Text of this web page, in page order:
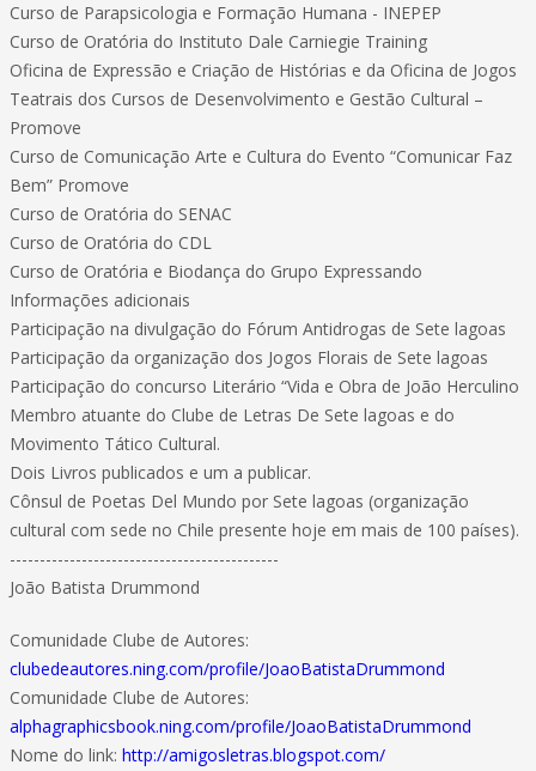
Curso de Parapsicologia e Formação Humana - INEPEP
Curso de Oratória do Instituto Dale Carniegie Training
Oficina de Expressão e Criação de Histórias e da Oficina de Jogos
Teatrais dos Cursos de Desenvolvimento e Gestão Cultural –
Promove
Curso de Comunicação Arte e Cultura do Evento “Comunicar Faz
Bem” Promove
Curso de Oratória do SENAC
Curso de Oratória do CDL
Curso de Oratória e Biodança do Grupo Expressando
Informações adicionais
Participação na divulgação do Fórum Antidrogas de Sete lagoas
Participação da organização dos Jogos Florais de Sete lagoas
Participação do concurso Literário “Vida e Obra de João Herculino
Membro atuante do Clube de Letras De Sete lagoas e do
Movimento Tático Cultural.
Dois Livros publicados e um a publicar.
Cônsul de Poetas Del Mundo por Sete lagoas (organização
cultural com sede no Chile presente hoje em mais de 100 países).
---------------------------------------------
João Batista Drummond
Comunidade Clube de Autores:
clubedeautores.ning.com/profile/JoaoBatistaDrummond
Comunidade Clube de Autores:
alphagraphicsbook.ning.com/profile/JoaoBatistaDrummond
Nome do link: http://amigosletras.blogspot.com/